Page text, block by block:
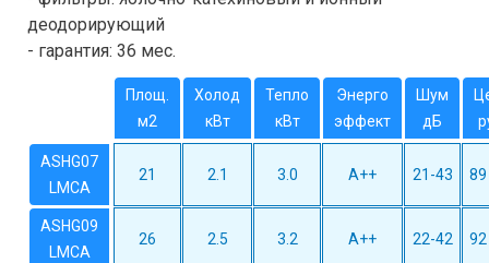
деодорирующий
- гарантия: 36 мес.
Площ.
м2
Холод
кВт
Тепло
кВт
Энерго
эффект
Шум
дБ
ASHG07
LMCA
21 2.1 3.0 A++ 21-43
ASHG09
LMCA
26 2.5 3.2 A++ 22-42